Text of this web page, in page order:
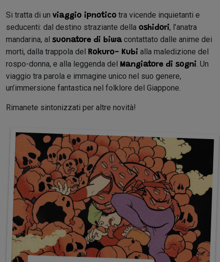
Si tratta di un viaggio ipnotico tra vicende inquietanti e
seducenti: dal destino straziante della oshidori, l’anatra
mandarina, al suonatore di biwacontattato dalle anime dei
morti, dalla trappola del Rokuro- Kubi alla maledizione del
rospo-donna, e alla leggenda del Mangiatore di sogni. Un
viaggio tra parola e immagine unico nel suo genere,
un’immersione fantastica nel folklore del Giappone.
Rimanete sintonizzati per altre novità!